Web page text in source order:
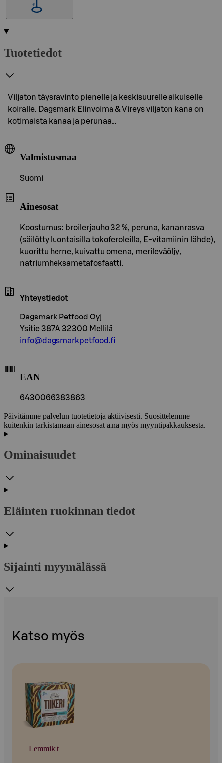
Tuotetiedot
Viljaton täysravinto pienelle ja keskisuurelle aikuiselle
koiralle. Dagsmark Elinvoima & Vireys viljaton kana on
kotimaista kanaa ja perunaa…
Valmistusmaa
Suomi
Ainesosat
Koostumus: broilerjauho 32 %, peruna, kananrasva
(säilötty luontaisilla tokoferoleilla, E-vitamiinin lähde),
kuorittu herne, kuivattu omena, merileväöljy,
natriumheksametafosfaatti.
Yhteystiedot
Dagsmark Petfood Oyj
Ysitie 387A 32300 Mellilä
info@dagsmarkpetfood.fi
EAN
6430066383863
Päivitämme palvelun tuotetietoja aktiivisesti. Suosittelemme
kuitenkin tarkistamaan ainesosat aina myös myyntipakkauksesta.
Ominaisuudet
Eläinten ruokinnan tiedot
Sijainti myymälässä
Katso myös
Lemmikit